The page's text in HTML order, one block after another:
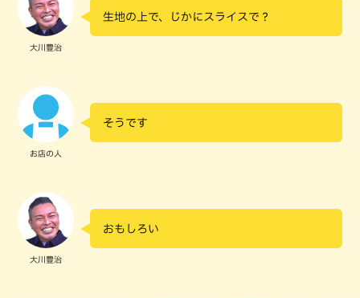
大川豊治
生地の上で、じかにスライスで？
お店の人
そうです
大川豊治
おもしろい